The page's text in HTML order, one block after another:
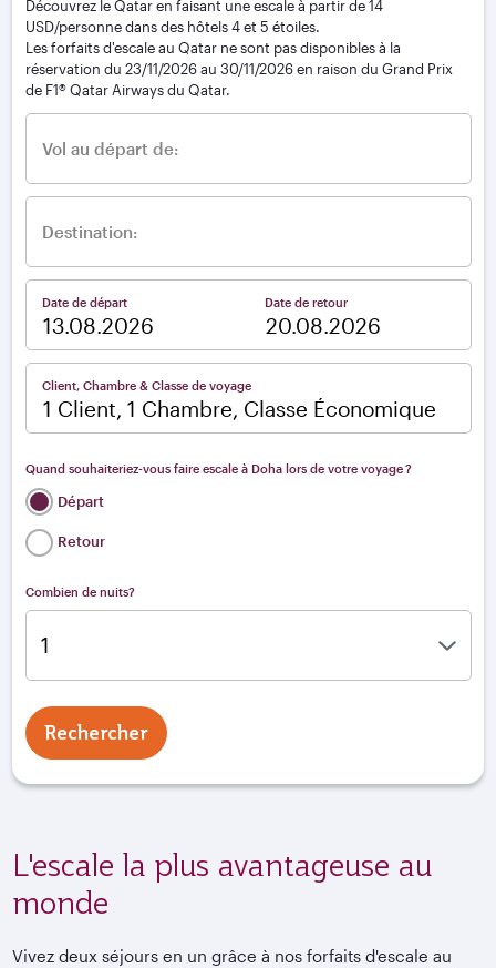
Découvrez le Qatar en faisant une escale à partir de 14
USD/personne dans des hôtels 4 et 5 étoiles.
Les forfaits d'escale au Qatar ne sont pas disponibles à la
réservation du 23/11/2026 au 30/11/2026 en raison du Grand Prix
de F1® Qatar Airways du Qatar.
Vol au départ de:
Destination:
Date de départ Date de retour
Client, Chambre & Classe de voyage
1 Client, 1 Chambre, Classe Économique
Quand souhaiteriez-vous faire escale à Doha lors de votre voyage ?
Départ
Retour
Combien de nuits?
Rechercher
L'escale la plus avantageuse au
monde
Vivez deux séjours en un grâce à nos forfaits d'escale au